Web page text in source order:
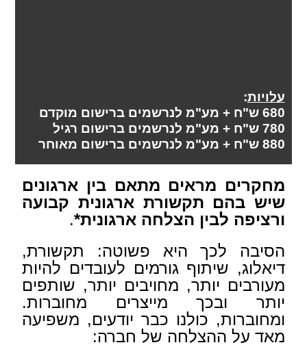
עלויות:
680 ש"ח + מע"מ לנרשמים ברישום מוקדם
780 ש"ח + מע"מ לנרשמים ברישום רגיל
880 ש"ח + מע"מ לנרשמים ברישום מאוחר
מחקרים מראים מתאם בין ארגונים
שיש בהם תקשורת ארגונית קבועה
ורציפה לבין הצלחה ארגונית*.
הסיבה לכך היא פשוטה: תקשורת,
דיאלוג, שיתוף גורמים לעובדים להיות
מעורבים יותר, מחויבים יותר, שותפים
יותר ובכך מייצרים מחוברות.
ומחוברות, כולנו כבר יודעים, משפיעה
מאד על ההצלחה של חברה: